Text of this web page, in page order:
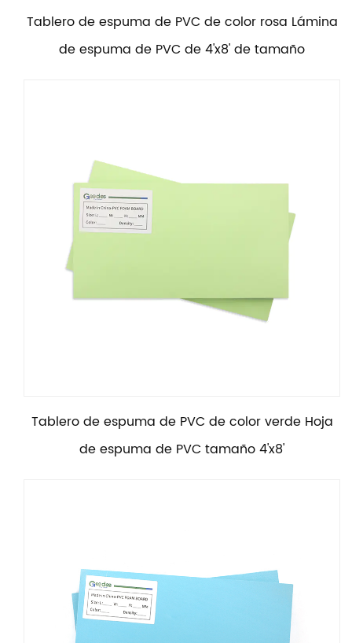
Tablero de espuma de PVC de color rosa Lámina
de espuma de PVC de 4'x8' de tamaño
Tablero de espuma de PVC de color verde Hoja
de espuma de PVC tamaño 4'x8'